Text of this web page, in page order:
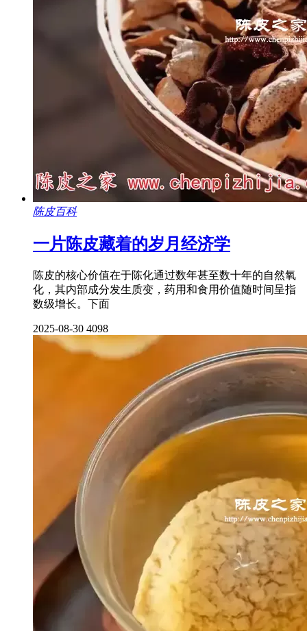
陈皮百科
一片陈皮藏着的岁月经济学
陈皮的核心价值在于陈化通过数年甚至数十年的自然氧
化，其内部成分发生质变，药用和食用价值随时间呈指
数级增长。下面
2025-08-30 4098